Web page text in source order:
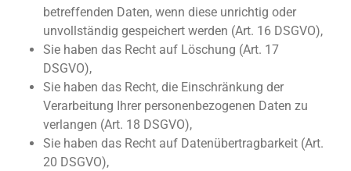
betreffenden Daten, wenn diese unrichtig oder
unvollständig gespeichert werden (Art. 16 DSGVO),
Sie haben das Recht auf Löschung (Art. 17
DSGVO),
Sie haben das Recht, die Einschränkung der
Verarbeitung Ihrer personenbezogenen Daten zu
verlangen (Art. 18 DSGVO),
Sie haben das Recht auf Datenübertragbarkeit (Art.
20 DSGVO),